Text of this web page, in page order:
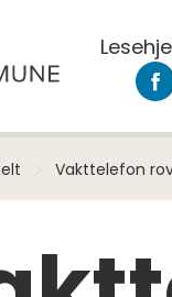
Vakttelefon